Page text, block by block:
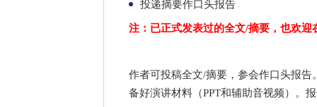
投递摘要作口头报告
注：已正式发表过的全文/摘要，也欢迎
作者可投稿全文/摘要，参会作口头报
备好演讲材料（PPT和辅助音视频）。